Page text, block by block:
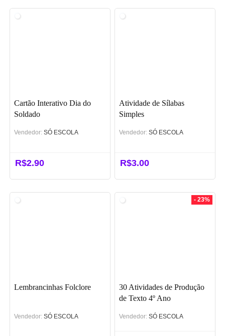
Cartão Interativo Dia do
Soldado
Vendedor: SÓ ESCOLA
R$2.90
Atividade de Sílabas
Simples
Vendedor: SÓ ESCOLA
R$3.00
Lembrancinhas Folclore
Vendedor: SÓ ESCOLA
- 23%
30 Atividades de Produção
de Texto 4º Ano
Vendedor: SÓ ESCOLA